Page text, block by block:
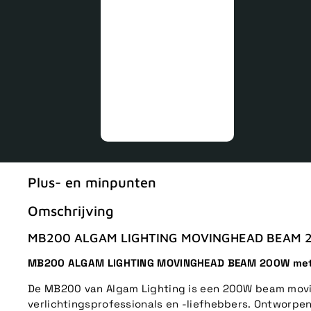
Plus- en minpunten
Omschrijving
MB200 ALGAM LIGHTING MOVINGHEAD
MB200 ALGAM LIGHTING MOVINGHEAD BEAM 200W
De MB200 van Algam Lighting is een 200W beam
verlichtingsprofessionals en -liefhebbers.